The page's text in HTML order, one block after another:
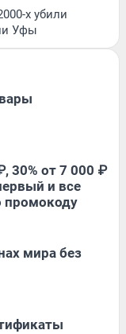
х убили
Уфы
30% от 7 000 ₽
и все
промокоду
мира без